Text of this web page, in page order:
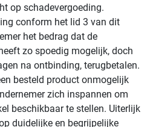
op schadevergoeding.
conform het lid 3 van dit
het bedrag dat de
zo spoedig mogelijk, doch
na ontbinding, terugbetalen.
besteld product onmogelijk
zich inspannen om
beschikbaar te stellen. Uiterlijk
duidelijke en begrijpelijke